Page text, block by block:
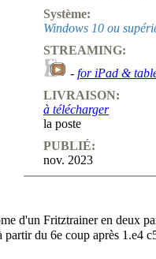
Système:
Windows 10 ou
STREAMING:
- for iPad &
LIVRAISON:
à télécharger
la poste
PUBLIÉ:
nov. 2023
d'un Fritztrainer en deux
partir du 6e coup après